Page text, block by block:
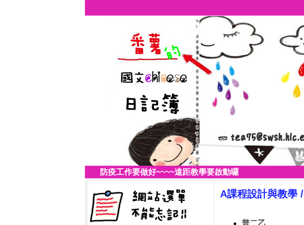
防疫工作要做好~~~~遠距教學要啟動囉
A課程設計與教學/
普二乙